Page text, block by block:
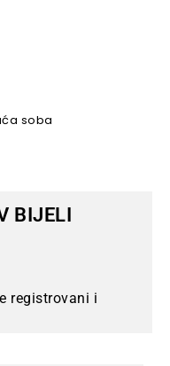
soba
BIJELI
registrovani i